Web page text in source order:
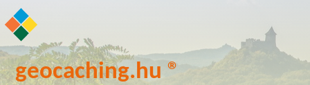
geocaching.hu ®